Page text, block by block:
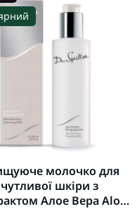
молочко для
чутливої шкіри з
Алое Вера Aloe